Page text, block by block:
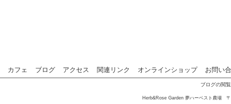
カフェ ブログ アクセス 関連リンク オンラインショップ お問い
ブログの閲
Herb&Rose Garden 夢ハーベスト農場